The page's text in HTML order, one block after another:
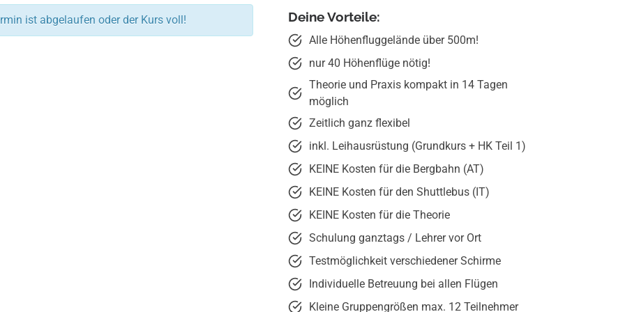
ist abgelaufen oder der Kurs voll! Deine Vorteile:
Alle Höhenfluggelände über 500m!
nur 40 Höhenflüge nötig!
Theorie und Praxis kompakt in 14 Tagen
möglich
Zeitlich ganz flexibel
inkl. Leihausrüstung (Grundkurs + HK Teil 1)
KEINE Kosten für die Bergbahn (AT)
KEINE Kosten für den Shuttlebus (IT)
KEINE Kosten für die Theorie
Schulung ganztags / Lehrer vor Ort
Testmöglichkeit verschiedener Schirme
Individuelle Betreuung bei allen Flügen
Kleine Gruppengrößen max. 12 Teilnehmer